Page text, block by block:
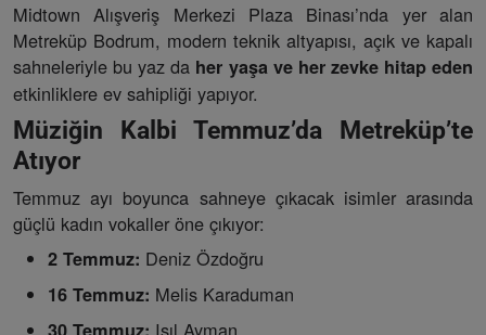
Midtown Alışveriş Merkezi Plaza Binası’nda yer alan
Metreküp Bodrum, modern teknik altyapısı, açık ve kapalı
sahneleriyle bu yaz da her yaşa ve her zevke hitap eden
etkinliklere ev sahipliği yapıyor.
Müziğin Kalbi Temmuz’da Metreküp’te
Atıyor
Temmuz ayı boyunca sahneye çıkacak isimler arasında
güçlü kadın vokaller öne çıkıyor:
2 Temmuz: Deniz Özdoğru
16 Temmuz: Melis Karaduman